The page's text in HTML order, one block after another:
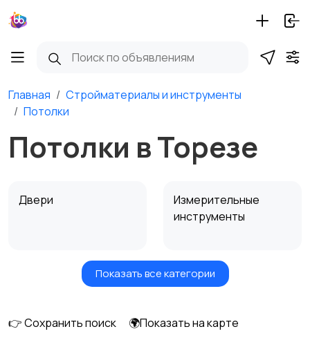
Главная
Стройматериалы и инструменты
Потолки
Потолки в Торезе
Двери
Измерительные
инструменты
Отопление и
Показать все категории
👉 Сохранить поиск
🌍Показать на карте